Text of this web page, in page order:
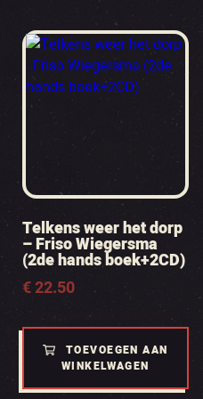
Telkens weer het dorp
– Friso Wiegersma
(2de hands boek+2CD)
€22.50
TOEVOEGEN AAN
WINKELWAGEN